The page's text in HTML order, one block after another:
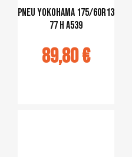
pneu Yokohama 175/60R13
77 H A539
89,80 €